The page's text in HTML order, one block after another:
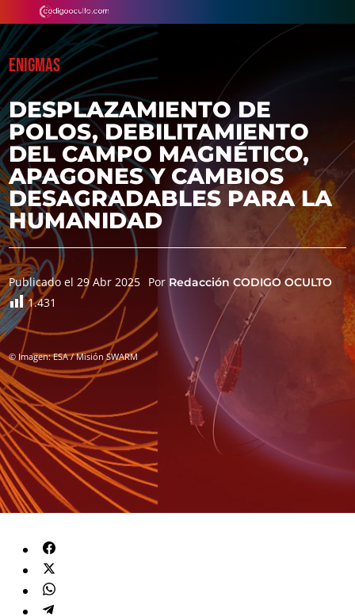
ENIGMAS
DESPLAZAMIENTO DE
POLOS, DEBILITAMIENTO
DEL CAMPO MAGNÉTICO,
APAGONES Y CAMBIOS
DESAGRADABLES PARA LA
HUMANIDAD
Publicado el 29 Abr 2025 Por Redacción CODIGO OCULTO
1.431
© Imagen: ESA / Misión SWARM